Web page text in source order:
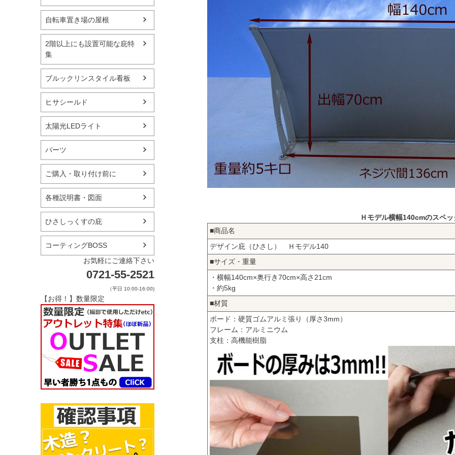
自転車置き場の屋根
2階以上にも設置可能な庇特
集
ブルックリンスタイル看板
ヒサシールド
太陽光LEDライト
パーツ
ご購入・取り付け前に
各種説明書・図面
ひさしっくすの庇
コーティングBOSS
お気軽にご連絡下さい
0721-55-2521
（平日 10:00-16:00)
【お得！】数量限定
Ｈモデル横幅140cmのスペッ
■商品名
デザイン庇（ひさし） Ｈモデル140
■サイズ・重量
・横幅140cm×奥行き70cm×高さ21cm
・約5kg
■材質
ボード：硬質ゴムアルミ張り（厚さ3mm）
フレーム：アルミニウム
支柱：高機能樹脂